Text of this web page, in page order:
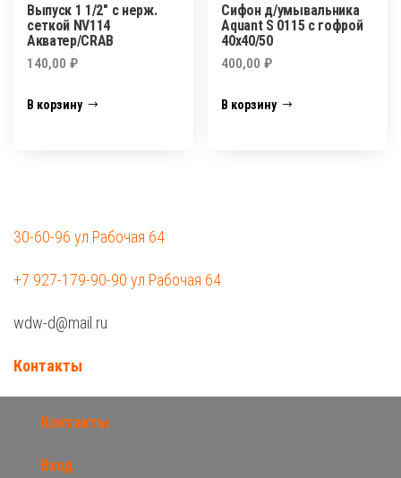
Выпуск 1 1/2″ с нерж.
сеткой NV114
Акватер/CRAB
140,00 ₽
В корзину
Сифон д/умывальника
Aquant S 0115 c гофрой
40х40/50
400,00₽
В корзину
30-60-96 ул.Рабочая 64
+7 927-179-90-90 ул.Рабочая 64
wdw-d@mail.ru
Контакты
Контакты
Вход